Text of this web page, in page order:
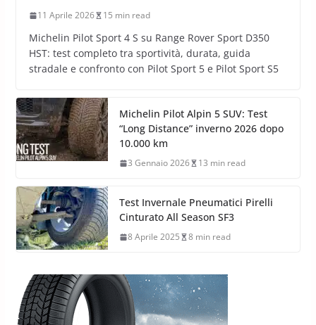
11 Aprile 2026 15 min read
Michelin Pilot Sport 4 S su Range Rover Sport D350
HST: test completo tra sportività, durata, guida
stradale e confronto con Pilot Sport 5 e Pilot Sport S5
Michelin Pilot Alpin 5 SUV: Test
“Long Distance” inverno 2026 dopo
10.000 km
3 Gennaio 2026 13 min read
Test Invernale Pneumatici Pirelli
Cinturato All Season SF3
8 Aprile 2025 8 min read